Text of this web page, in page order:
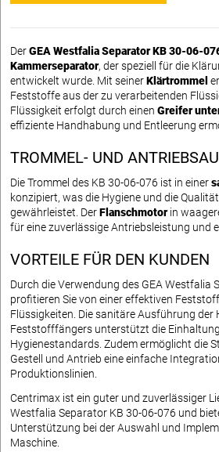
DerGEA Westfalia Separator KB 30-06-
Kammerseparator, der speziell für die
entwickelt wurde. Mit seinerKlärtrommel
Feststoffe aus der zu verarbeitenden
Flüssigkeit erfolgt durch einen Greifer
effiziente Handhabung und Entleerung
TROMMEL- UND
Die Trommel des KB 30-06-076 ist in einer
konzipiert, was die Hygiene und die
gewährleistet. DerFlanschmotorin
für eine zuverlässige Antriebsleistung und
VORTEILE FÜR DEN KUNDEN
Durch die Verwendung des GEA Westfalia
profitieren Sie von einer effektiven
Flüssigkeiten. Die sanitäre Ausführung der
Feststofffängers unterstützt die
Hygienestandards. Zudem ermöglicht die
Gestell und Antrieb eine einfache
Produktionslinien.
Centrimax ist ein guter und zuverlässiger
Westfalia Separator KB 30-06-076 und
Unterstützung bei der Auswahl und
Maschine.